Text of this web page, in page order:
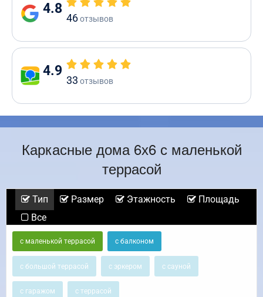
4.8
46отзывов
4.9
33 отзывов
Каркасные дома 6х6 с маленькой
террасой
Тип Размер Этажность
Площадь
Все
с маленькой террасой с балконом
с большой террасой с эркером с сауной
с гаражом с террасой